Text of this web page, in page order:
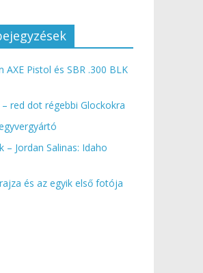
AXE Pistol és SBR .300 BLK
red dot régebbi Glockokra
Jordan Salinas: Idaho
és az egyik első fotója